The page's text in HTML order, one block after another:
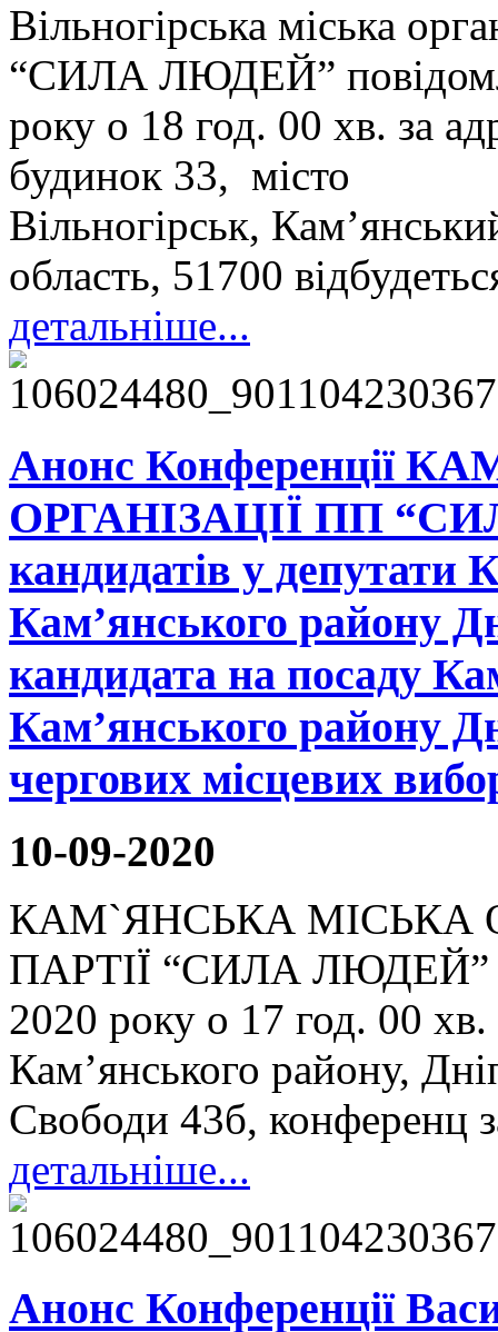
Вільногірська міська
“СИЛА ЛЮДЕЙ”
року о 18 год. 00 хв. за
будинок 33, місто
Вільногірськ,
область, 51700
детальніше...
Анонс Конференції
ОРГАНІЗАЦІЇ ПП
кандидатів у депутати
Кам’янського району
кандидата на посаду
Кам’янського району
чергових місцевих
10-09-2020
КАМ`ЯНСЬКА МІСЬКА
ПАРТІЇ “СИЛА ЛЮДЕЙ”
2020 року о 17 год. 00
Кам’янського району,
Свободи 43б, конференц
детальніше...
Анонс Конференції